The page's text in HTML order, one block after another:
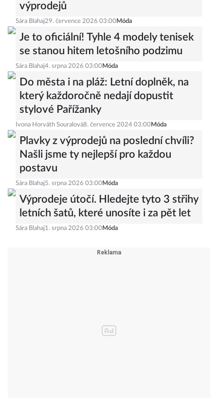
výprodejů
Sára Blahaj29. července 2026 03:00 Móda
Je to oficiální! Tyhle 4 modely tenisek
se stanou hitem letošního podzimu
Sára Blahaj4. srpna 2026 03:00 Móda
Do města i na pláž: Letní doplněk, na
který každoročně nedají dopustit
stylové Pařížanky
Ivona Horváth Souralová8. července 2024 03:00 Móda
Plavky z výprodejů na poslední chvíli?
Našli jsme ty nejlepší pro každou
postavu
Sára Blahaj5. srpna 2026 03:00 Móda
Výprodeje útočí. Hledejte tyto 3 střihy
letních šatů, které unosíte i za pět let
Sára Blahaj1. srpna 2026 03:00 Móda